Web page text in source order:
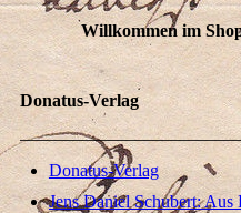
Willkommen im
Donatus-Verlag
Donatus-Verlag
Jens Daniel Schubert: